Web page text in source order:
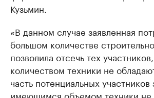
Кузьмин.
«В данном случае заявленная
большом количестве
позволила отсечь тех
количеством техники не
часть потенциальных участников
имеющимся объемом техники не